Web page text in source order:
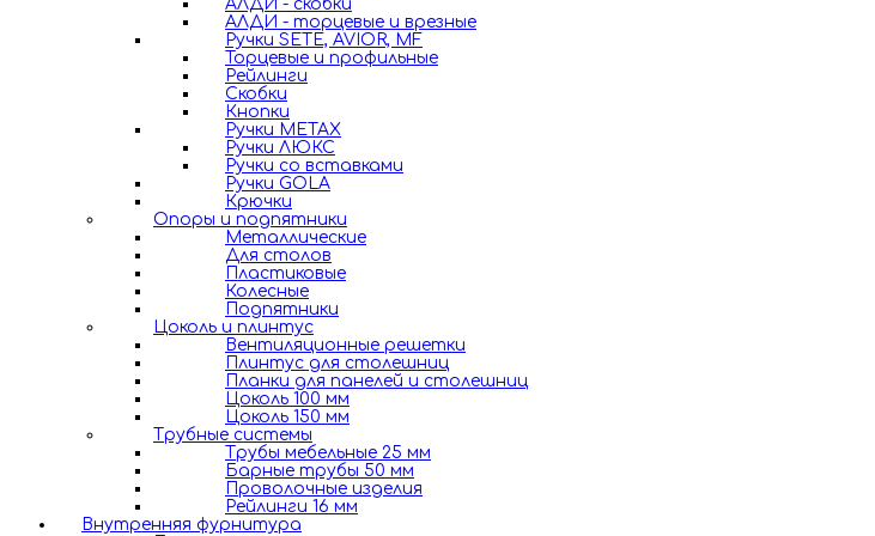
АЛДИ - скобки
АЛДИ - торцевые и врезные
Ручки SETE, AVIOR, MF
Торцевые и профильные
Рейлинги
Скобки
Кнопки
Ручки METAX
Ручки ЛЮКС
Ручки со вставками
Ручки GOLA
Крючки
Опоры и подпятники
Металлические
Для столов
Пластиковые
Колесные
Подпятники
Цоколь и плинтус
Вентиляционные решетки
Плинтус для столешниц
Планки для панелей и столешниц
Цоколь 100 мм
Цоколь 150 мм
Трубные системы
Трубы мебельные 25 мм
Барные трубы 50 мм
Проволочные изделия
Рейлинги 16 мм
Внутренняя фурнитура